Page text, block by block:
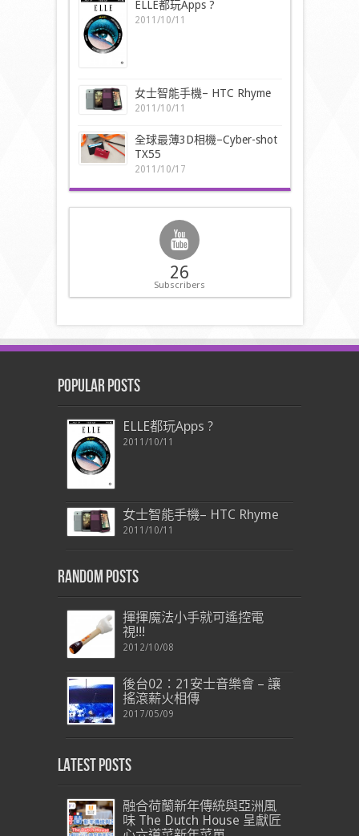
ELLE都玩Apps ?
2011/10/11
女士智能手機– HTC Rhyme
2011/10/11
全球最薄3D相機–Cyber-shot
TX55
2011/10/17
26
Subscribers
Popular Posts
ELLE都玩Apps ?
2011/10/11
女士智能手機– HTC Rhyme
2011/10/11
Random Posts
揮揮魔法小手就可遙控電
視!!!
2012/10/08
後台02：21安士音樂會 – 讓
搖滾薪火相傳
2017/05/09
Latest Posts
融合荷蘭新年傳統與亞洲風
味 The Dutch House 呈獻匠